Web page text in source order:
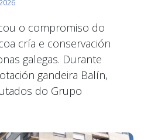
o compromiso do
cría e conservación
galegas. Durante
gandeira Balín,
do Grupo